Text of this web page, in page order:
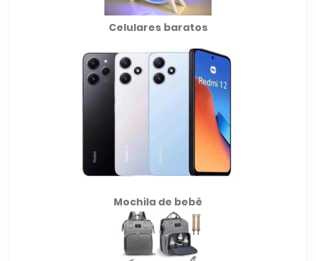
Celulares baratos
Mochila de bebê